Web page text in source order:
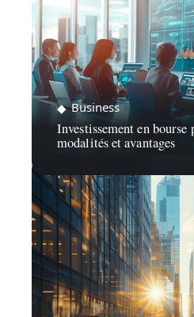
Business
Investissement en bourse
modalités et avantages